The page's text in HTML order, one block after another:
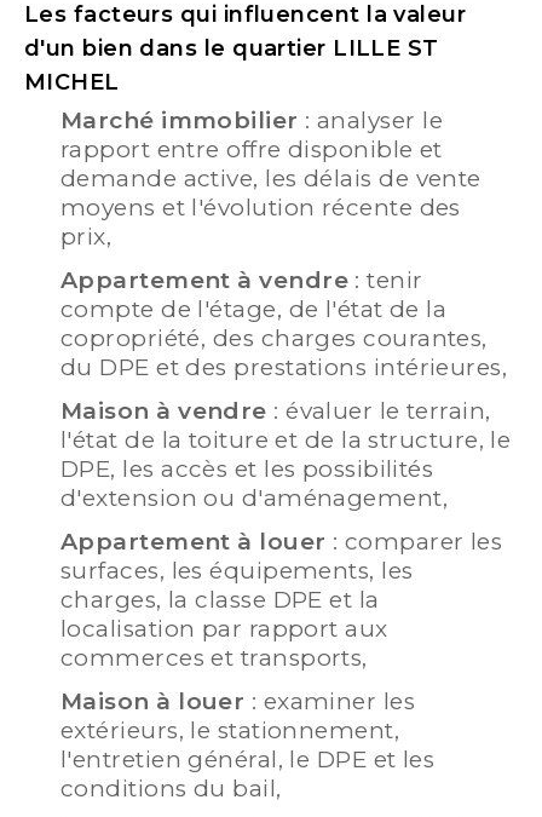
Les facteurs qui influencent la valeur
d'un bien dans le quartier LILLE ST
MICHEL
Marché immobilier : analyser le
rapport entre offre disponible et
demande active, les délais de vente
moyens et l'évolution récente des
prix,
Appartement à vendre : tenir
compte de l'étage, de l'état de la
copropriété, des charges courantes,
du DPE et des prestations intérieures,
Maison à vendre : évaluer le terrain,
l'état de la toiture et de la structure, le
DPE, les accès et les possibilités
d'extension ou d'aménagement,
Appartement à louer : comparer les
surfaces, les équipements, les
charges, la classe DPE et la
localisation par rapport aux
commerces et transports,
Maison à louer : examiner les
extérieurs, le stationnement,
l'entretien général, le DPE et les
conditions du bail,